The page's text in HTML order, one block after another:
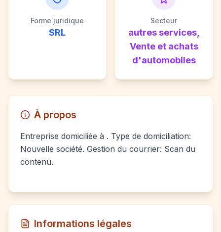
Forme juridique
SRL
Secteur
autres services,
Vente et achats
d'automobiles
À propos
Entreprise domiciliée à . Type de domiciliation:
Nouvelle société. Gestion du courrier: Scan du
contenu.
Informations légales